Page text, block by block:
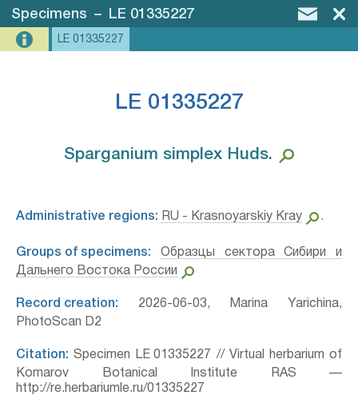
Specimens – LE 01335227
LE 01335227
LE 01335227
Sparganium simplex Huds.⁣
Administrative regions: RU - Krasnoyarskiy Kray .
Groups of specimens:
Образцы сектора Сибири и
Дальнего Востока России
Record creation: 2026-06-03, Marina Yarichina,
PhotoScan D2
Citation: Specimen LE 01335227 // Virtual herbarium of
Komarov Botanical Institute RAS —
http://re.herbariumle.ru/01335227